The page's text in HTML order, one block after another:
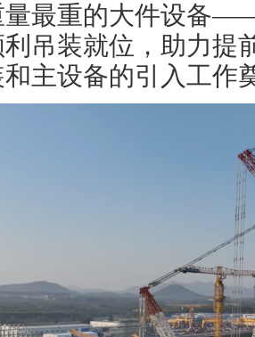
量最重的大件设备
吊装就位，助力提
和主设备的引入工作